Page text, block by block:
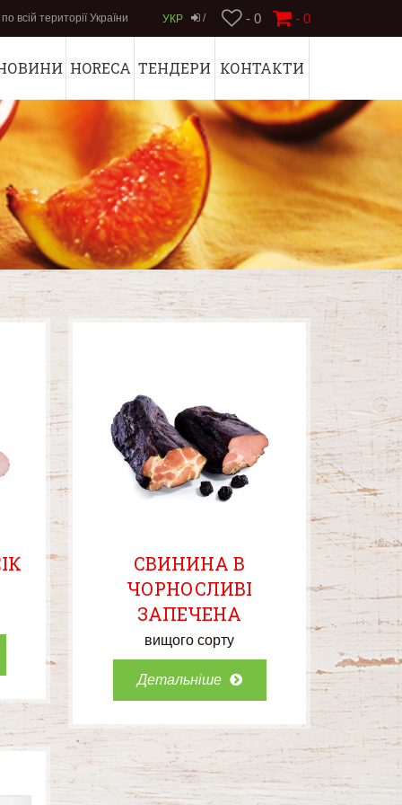
всій території України УКР / - 0 - 0
HORECA ТЕНДЕРИ КОНТАКТИ
СВИНИНА В
ЧОРНОСЛИВІ
ЗАПЕЧЕНА
вищого сорту
Детальніше